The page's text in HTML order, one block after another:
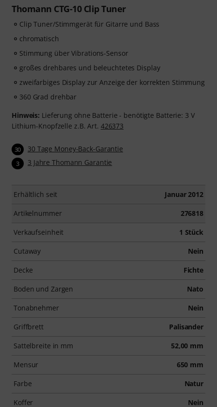
Thomann CTG-10 Clip Tuner
Clip Tuner/Stimmgerät für Gitarre und Bass
chromatisch
Stimmung über Vibrations-Sensor
großes drehbares und beleuchtetes Display
zweifarbiges Display zur Anzeige der korrekten Stimmung
360 Grad drehbar
Hinweis: Lieferung ohne Batterie - benötigte Batterie: 3 V
Lithium-Knopfzelle z.B. Art. 426373
30 30 Tage Money-Back-Garantie
3 3 Jahre Thomann Garantie
Erhältlich seit Januar 2012
Artikelnummer 276818
Verkaufseinheit 1 Stück
Cutaway Nein
Decke Fichte
Boden und Zargen Nato
Tonabnehmer Nein
Griffbrett Palisander
Sattelbreite in mm 52,00 mm
Mensur 650 mm
Farbe Natur
Koffer Nein